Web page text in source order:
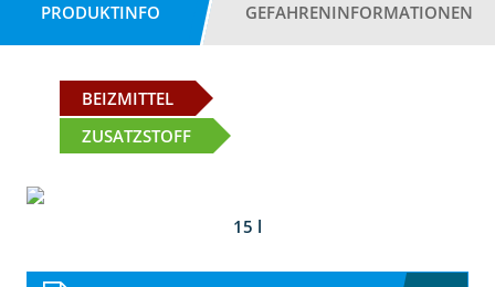
PRODUKTINFO GEFAHRENINFORMATIONEN
BEIZMITTEL
ZUSATZSTOFF
15 l